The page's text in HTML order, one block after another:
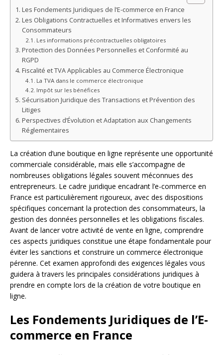
Les Fondements Juridiques de l’E-commerce en France
Les Obligations Contractuelles et Informatives envers les
Consommateurs
Les informations précontractuelles obligatoires
Protection des Données Personnelles et Conformité au
RGPD
Fiscalité et TVA Applicables au Commerce Électronique
La TVA dans le commerce électronique
Impôt sur les bénéfices
Sécurisation Juridique des Transactions et Prévention des
Litiges
Perspectives d’Évolution et Adaptation aux Changements
Réglementaires
La création d’une boutique en ligne représente une opportunité
commerciale considérable, mais elle s’accompagne de
nombreuses obligations légales souvent méconnues des
entrepreneurs. Le cadre juridique encadrant l’e-commerce en
France est particulièrement rigoureux, avec des dispositions
spécifiques concernant la protection des consommateurs, la
gestion des données personnelles et les obligations fiscales.
Avant de lancer votre activité de vente en ligne, comprendre
ces aspects juridiques constitue une étape fondamentale pour
éviter les sanctions et construire un commerce électronique
pérenne. Cet examen approfondi des exigences légales vous
guidera à travers les principales considérations juridiques à
prendre en compte lors de la création de votre boutique en
ligne.
Les Fondements Juridiques de l’E-
commerce en France